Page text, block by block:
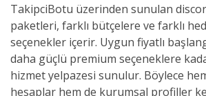
TakipciBotu üzerinden sunulan
paketleri, farklı bütçelere ve farklı
seçenekler içerir. Uygun fiyatlı
daha güçlü premium seçeneklere
hizmet yelpazesi sunulur. Böylece
hesaplar hem de kurumsal profiller